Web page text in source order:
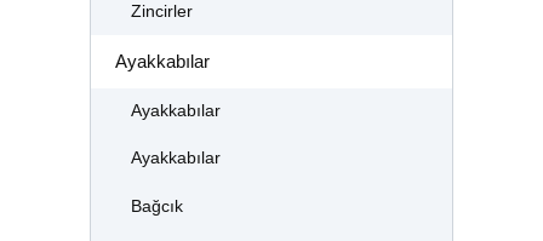
Zincirler
Ayakkabılar
Ayakkabılar
Ayakkabılar
Bağcık